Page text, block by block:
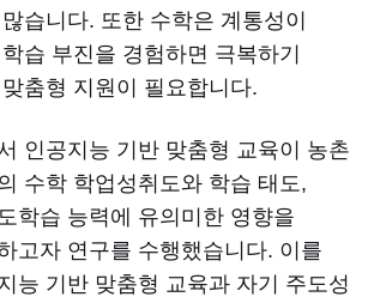
습니다. 또한 수학은 계통성이
습 부진을 경험하면 극복하기
춤형 지원이 필요합니다.
인공지능 기반 맞춤형 교육이 농촌
수학 학업성취도와 학습 태도,
학습 능력에 유의미한 영향을
고자 연구를 수행했습니다. 이를
능 기반 맞춤형 교육과 자기 주도성